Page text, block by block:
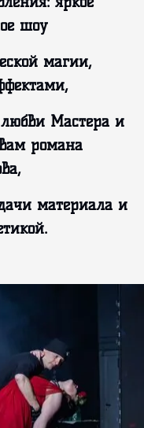
шоу
магии,
Мастера и
романа
материала и